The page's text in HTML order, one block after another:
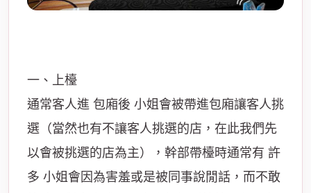
一、上檯
通常客人進 包廂後 小姐會被帶進包廂讓客人挑
選（當然也有不讓客人挑選的店，在此我們先
以會被挑選的店為主），幹部帶檯時通常有 許
多 小姐會因為害羞或是被同事說閒話，而不敢